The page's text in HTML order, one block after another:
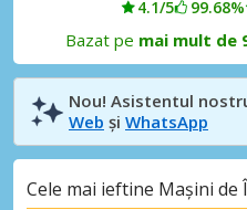
4.1/5 99.68%
Bazat pe mai mult de
Nou! Asistentul
Web și WhatsApp
Cele mai ieftine Mașini de